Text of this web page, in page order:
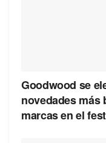
Goodwood se
novedades más
marcas en el